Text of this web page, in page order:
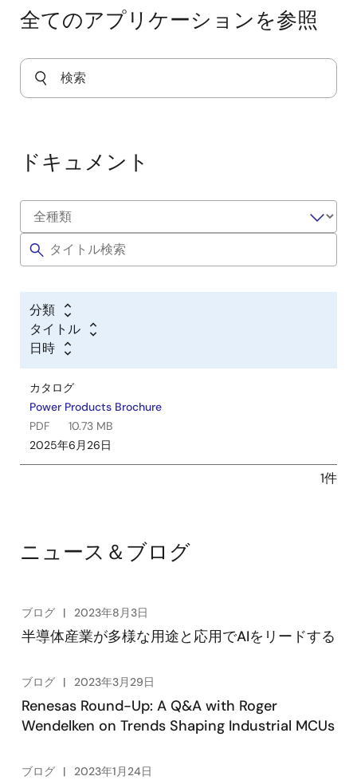
全てのアプリケーションを参照
ドキュメント
分類
タイトル
日時
カタログ
Power Products Brochure
PDF
10.73 MB
2025年6月26日
1件
ニュース＆ブログ
ブログ 2023年8月3日
半導体産業が多様な用途と応用でAIをリードする
ブログ 2023年3月29日
Renesas Round-Up: A Q&A with Roger
Wendelken on Trends Shaping Industrial MCUs
ブログ 2023年1月24日